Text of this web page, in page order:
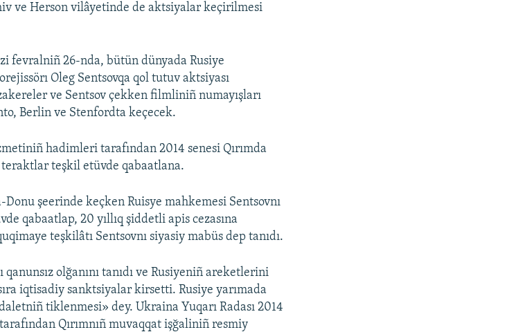
ve Herson vilâyetinde de aktsiyalar keçirilmesi
fevralniñ 26-nda, bütün dünyada Rusiye
Oleg Sentsovqa qol tutuv aktsiyası
ve Sentsov çekken filmliniñ numayışları
Berlin ve Stenfordta keçecek.
hadimleri tarafından 2014 senesi Qırımda
teraktlar teşkil etüvde qabaatlana.
Donu şeerinde keçken Ruisye mahkemesi Sentsovnı
qabaatlap, 20 yıllıq şiddetli apis cezasına
teşkilâtı Sentsovnı siyasiy mabüs dep tanıdı.
olğanını tanıdı ve Rusiyeniñ areketlerini
iqtisadiy sanktsiyalar kirsetti. Rusiye yarımada
tiklenmesi» dey. Ukraina Yuqarı Radası 2014
Qırımnıñ muvaqqat işğaliniñ resmiy